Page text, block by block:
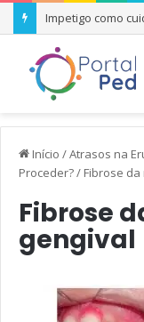
Impetigo como
Início /Atrasos na
Proceder?/ Fibrose
Fibrose
gengival